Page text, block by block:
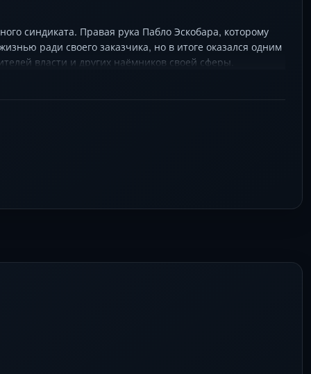
синдиката. Правая рука Пабло Эскобара, которому
ради своего заказчика, но в итоге оказался одним
власти и других наёмников своей сферы.